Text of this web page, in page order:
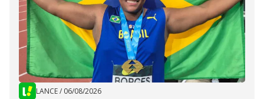
LANCE/ 06/08/2026